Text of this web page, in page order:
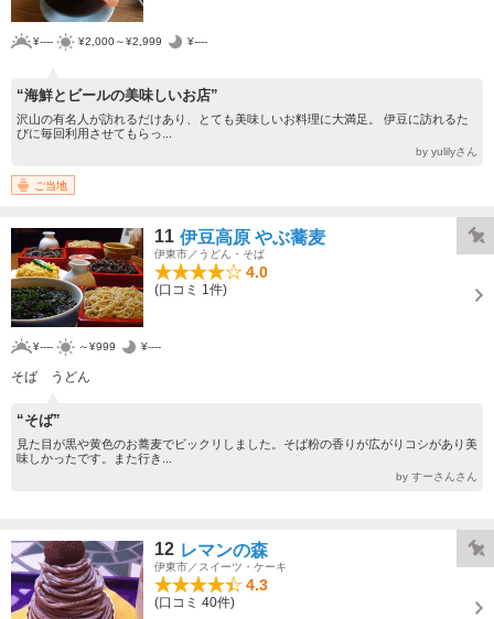
¥---- ¥2,000～¥2,999 ¥----
“海鮮とビールの美味しいお店”
沢山の有名人が訪れるだけあり、とても美味しいお料理に大満足。 伊豆に訪れるた
びに毎回利用させてもらっ...
by yulilyさん
ご当地
11 伊豆高原 やぶ蕎麦
伊東市／うどん・そば
4.0
(口コミ 1件)
¥---- ～¥999 ¥----
そば うどん
“そば”
見た目が黒や黄色のお蕎麦でビックリしました。そば粉の香りが広がりコシがあり美
味しかったです。また行き...
by すーさんさん
12 レマンの森
伊東市／スイーツ・ケーキ
4.3
(口コミ 40件)